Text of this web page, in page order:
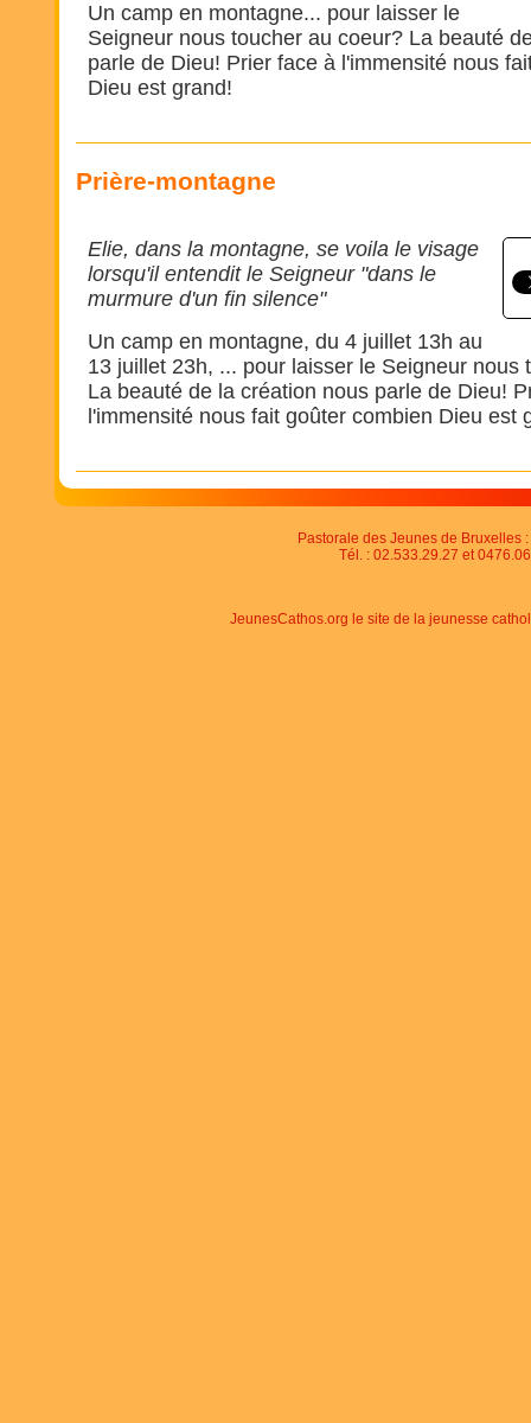
Un camp en montagne... pour laisser le
Seigneur nous toucher au coeur? La beauté
parle de Dieu! Prier face à l'immensité nous
Dieu est grand!
Prière-montagne
Elie, dans la montagne, se voila le visage
lorsqu'il entendit le Seigneur "dans le
murmure d'un fin silence"
Un camp en montagne, du 4 juillet 13h au
13 juillet 23h, ... pour laisser le Seigneur nous
La beauté de la création nous parle de Dieu!
l'immensité nous fait goûter combien Dieu est
Pastorale des Jeunes de Bruxelles
Tél. : 02.533.29.27 et
JeunesCathos.org le site de la jeunesse